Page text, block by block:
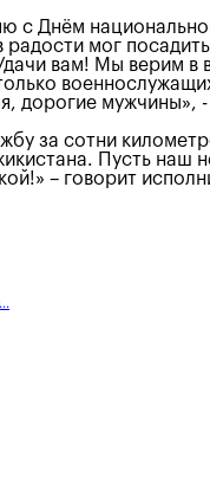
с Днём
мог
вам! Мы верим в
дорогие
за сотни
Пусть наш
– говорит